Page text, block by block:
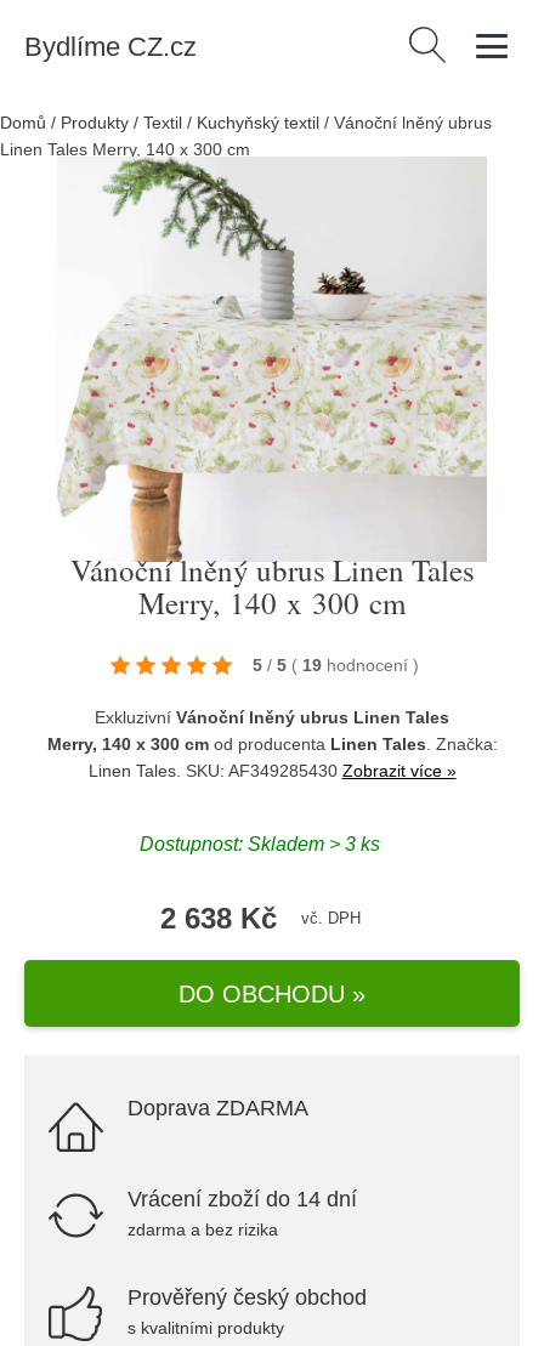
Bydlíme CZ.cz Vyhledávání
Domů / Produkty / Textil / Kuchyňský textil / Vánoční lněný ubrus
Linen Tales Merry, 140 x 300 cm
Vánoční lněný ubrus Linen Tales
Merry, 140 x 300 cm
5 / 5 ( 19 hodnocení )
Exkluzivní Vánoční lněný ubrus Linen Tales
Merry, 140 x 300 cmod producenta Linen Tales . Značka:
Linen Tales. SKU: AF349285430 Zobrazit více »
Dostupnost: Skladem > 3 ks
2 638 Kč vč. DPH
DO OBCHODU »
Doprava ZDARMA
Vrácení zboží do 14 dní
zdarma a bez rizika
Prověřený český obchod
s kvalitními produkty